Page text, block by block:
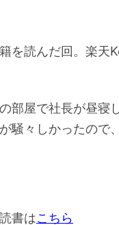
を読んだ回。楽天
部屋で社長が昼寝
騒々しかったので
書はこちら